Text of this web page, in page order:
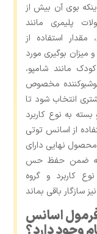
بوی آن بیش از
پلیمری مانند
مقدار استفاده از
میزان بوگیری مورد
مانند شامپو،
مخصوص
انتخاب شود تا
به نوع کاربرد
از اسانس توتی
نهایی دارای
که ضمن حفظ حس
کاربرد و گروه
فرمول اسانس